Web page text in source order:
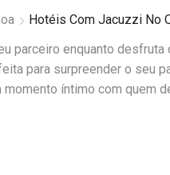
Hotéis Com Jacuzzi No
parceiro enquanto desfruta
para surpreender o seu
íntimo com quem